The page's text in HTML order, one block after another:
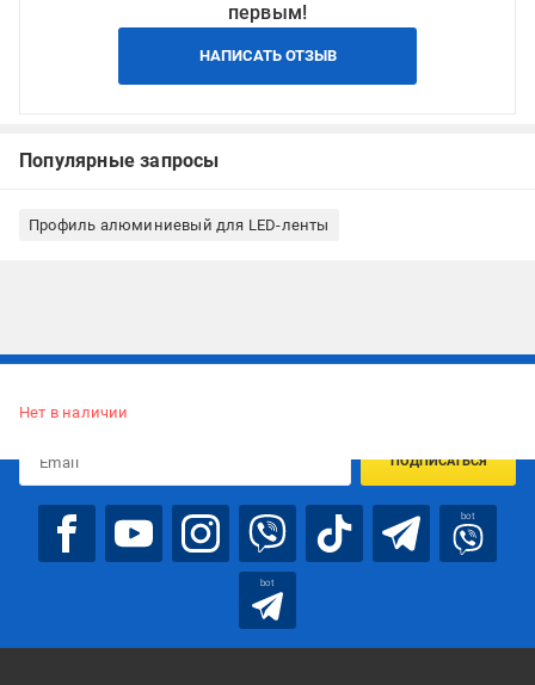
первым!
НАПИСАТЬ ОТЗЫВ
Популярные запросы
Профиль алюминиевый для LED-ленты
Нет в наличии
ПОДПИСАТЬСЯ
bot
bot